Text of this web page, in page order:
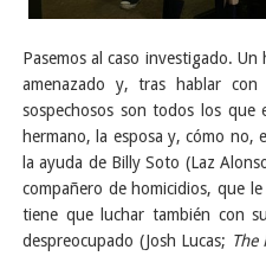
Pasemos al caso investigado.
amenazado y, tras hablar
sospechosos son todos los que
hermano, la esposa y, cómo no,
la ayuda de Billy Soto (Laz
compañero de homicidios, que
tiene que luchar también con
despreocupado (Josh Lucas; The